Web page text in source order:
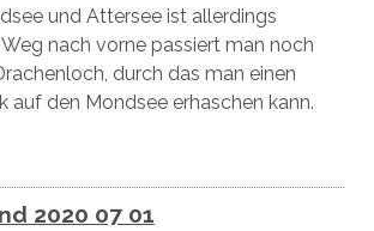
und Attersee ist allerdings
nach vorne passiert man noch
durch das man einen
auf den Mondsee erhaschen kann.
2020 07 01